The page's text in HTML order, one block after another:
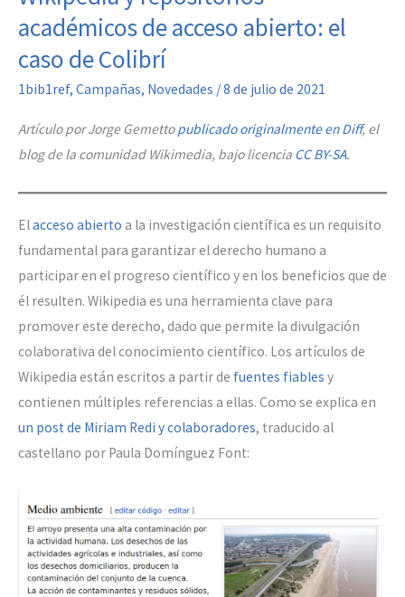
académicos de acceso abierto: el
caso de Colibrí
1bib1ref, Campañas, Novedades /8 de julio de 2021
Artículo por Jorge Gemettopublicado originalmente en Diff, el
blog de la comunidad Wikimedia, bajo licencia CC BY-SA.
Elacceso abierto a la investigación científica es un requisito
fundamental para garantizar el derecho humano a
participar en el progreso científico y en los beneficios que de
él resulten. Wikipedia es una herramienta clave para
promover este derecho, dado que permite la divulgación
colaborativa del conocimiento científico. Los artículos de
Wikipedia están escritos a partir de fuentes fiables y
contienen múltiples referencias a ellas. Como se explica en
un post de Miriam Redi y colaboradores, traducido al
castellano por Paula Domínguez Font: